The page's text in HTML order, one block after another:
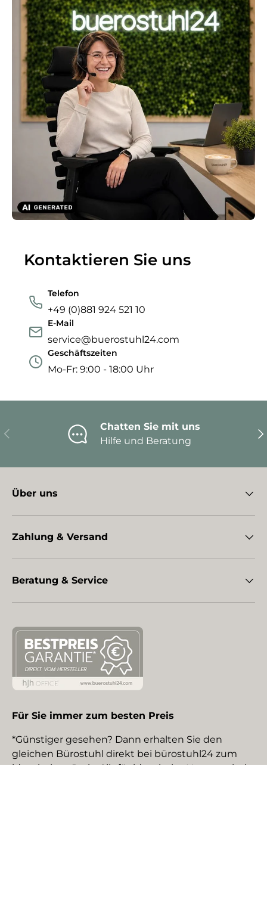
Kontaktieren Sie uns
Telefon
+49 (0)881 924 521 10
E-Mail
service@buerostuhl24.com
Geschäftszeiten
Mo-Fr: 9:00 - 18:00 Uhr
Vorherige
Chatten Sie mit uns
Hilfe und Beratung
Über uns
Zahlung & Versand
Beratung & Service
Für Sie immer zum besten Preis
*Günstiger gesehen? Dann erhalten Sie den
gleichen Bürostuhl direkt bei bürostuhl24 zum
identischen Preis. Gilt für identische Neuware bei